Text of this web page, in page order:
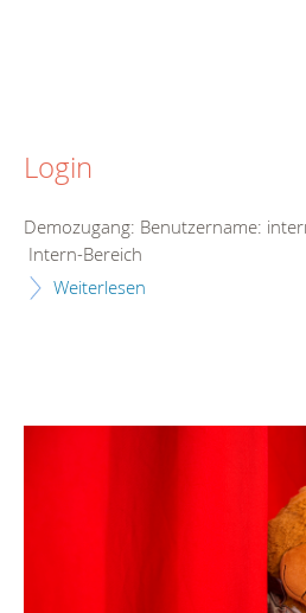
Login
Demozugang: Benutzername:
Intern-Bereich
Weiterlesen